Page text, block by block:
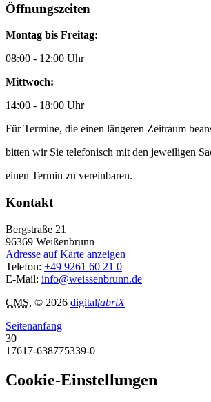
Öffnungszeiten
Montag bis Freitag:
08:00 - 12:00 Uhr
Mittwoch:
14:00 - 18:00 Uhr
Für Termine, die einen längeren Zeitraum
bitten wir Sie telefonisch mit den jeweiligen
einen Termin zu vereinbaren.
Kontakt
Bergstraße 21
96369 Weißenbrunn
Adresse auf Karte anzeigen
Telefon: +49 9261 60 21 0
E-Mail: info@weissenbrunn.de
CMS, © 2026 digitalfabriX
Seitenanfang
30
17617-638775339-0
Cookie-Einstellungen